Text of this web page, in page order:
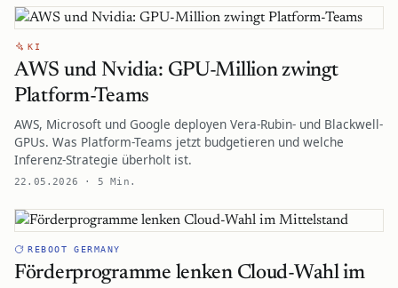
KI
AWS und Nvidia: GPU-Million zwingt
Platform-Teams
AWS, Microsoft und Google deployen Vera-Rubin- und Blackwell-
GPUs. Was Platform-Teams jetzt budgetieren und welche
Inferenz-Strategie überholt ist.
22.05.2026 · 5 Min.
REBOOT GERMANY
Förderprogramme lenken Cloud-Wahl im